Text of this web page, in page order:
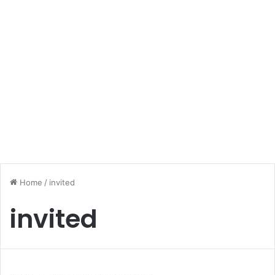
Home / invited
invited